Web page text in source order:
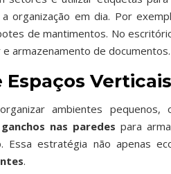
organização em dia. Por
de mantimentos. No
armazenamento de documentos.
Verticais
ambientes pequenos,
ganchos nas paredes para
Essa estratégia não apenas
.